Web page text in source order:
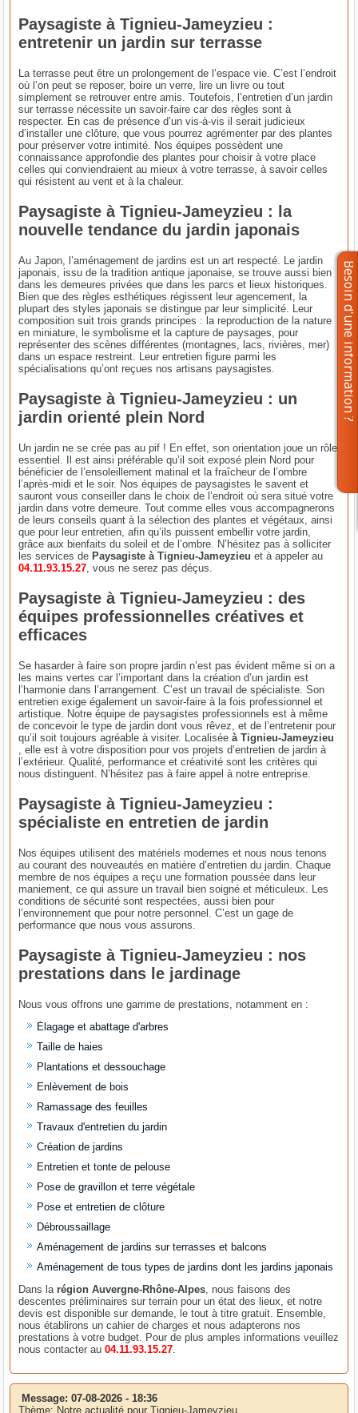
Paysagiste à Tignieu-Jameyzieu :
entretenir un jardin sur terrasse
La terrasse peut être un prolongement de l’espace vie. C’est l’endroit
où l’on peut se reposer, boire un verre, lire un livre ou tout
simplement se retrouver entre amis. Toutefois, l’entretien d’un jardin
sur terrasse nécessite un savoir-faire car des règles sont à
respecter. En cas de présence d’un vis-à-vis il serait judicieux
d’installer une clôture, que vous pourrez agrémenter par des plantes
pour préserver votre intimité. Nos équipes possèdent une
connaissance approfondie des plantes pour choisir à votre place
celles qui conviendraient au mieux à votre terrasse, à savoir celles
qui résistent au vent et à la chaleur.
Paysagiste à Tignieu-Jameyzieu : la
nouvelle tendance du jardin japonais
Au Japon, l’aménagement de jardins est un art respecté. Le jardin
japonais, issu de la tradition antique japonaise, se trouve aussi bien
dans les demeures privées que dans les parcs et lieux historiques.
Bien que des règles esthétiques régissent leur agencement, la
plupart des styles japonais se distingue par leur simplicité. Leur
composition suit trois grands principes : la reproduction de la nature
en miniature, le symbolisme et la capture de paysages, pour
représenter des scènes différentes (montagnes, lacs, rivières, mer)
dans un espace restreint. Leur entretien figure parmi les
spécialisations qu’ont reçues nos artisans paysagistes.
Paysagiste à Tignieu-Jameyzieu : un
jardin orienté plein Nord
Un jardin ne se crée pas au pif ! En effet, son orientation joue un rôle
essentiel. Il est ainsi préférable qu’il soit exposé plein Nord pour
bénéficier de l’ensoleillement matinal et la fraîcheur de l’ombre
l’après-midi et le soir. Nos équipes de paysagistes le savent et
sauront vous conseiller dans le choix de l’endroit où sera situé votre
jardin dans votre demeure. Tout comme elles vous accompagnerons
de leurs conseils quant à la sélection des plantes et végétaux, ainsi
que pour leur entretien, afin qu’ils puissent embellir votre jardin,
grâce aux bienfaits du soleil et de l’ombre. N’hésitez pas à solliciter
les services dePaysagiste à Tignieu-Jameyzieuet à appeler au
04.11.93.15.27 , vous ne serez pas déçus.
Paysagiste à Tignieu-Jameyzieu : des
équipes professionnelles créatives et
efficaces
Se hasarder à faire son propre jardin n’est pas évident même si on a
les mains vertes car l’important dans la création d’un jardin est
l’harmonie dans l’arrangement. C’est un travail de spécialiste. Son
entretien exige également un savoir-faire à la fois professionnel et
artistique. Notre équipe de paysagistes professionnels est à même
de concevoir le type de jardin dont vous rêvez, et de l’entretenir pour
qu’il soit toujours agréable à visiter. Localiséeà Tignieu-Jameyzieu
, elle est à votre disposition pour vos projets d’entretien de jardin à
l’extérieur. Qualité, performance et créativité sont les critères qui
nous distinguent. N’hésitez pas à faire appel à notre entreprise.
Paysagiste à Tignieu-Jameyzieu :
spécialiste en entretien de jardin
Nos équipes utilisent des matériels modernes et nous nous tenons
au courant des nouveautés en matière d’entretien du jardin. Chaque
membre de nos équipes a reçu une formation poussée dans leur
maniement, ce qui assure un travail bien soigné et méticuleux. Les
conditions de sécurité sont respectées, aussi bien pour
l’environnement que pour notre personnel. C’est un gage de
performance que nous vous assurons.
Paysagiste à Tignieu-Jameyzieu : nos
prestations dans le jardinage
Nous vous offrons une gamme de prestations, notamment en :
Élagage et abattage d'arbres
Taille de haies
Plantations et dessouchage
Enlèvement de bois
Ramassage des feuilles
Travaux d'entretien du jardin
Création de jardins
Entretien et tonte de pelouse
Pose de gravillon et terre végétale
Pose et entretien de clôture
Débroussaillage
Aménagement de jardins sur terrasses et balcons
Aménagement de tous types de jardins dont les jardins japonais
Dans la région Auvergne-Rhône-Alpes , nous faisons des
descentes préliminaires sur terrain pour un état des lieux, et notre
devis est disponible sur demande, le tout à titre gratuit. Ensemble,
nous établirons un cahier de charges et nous adapterons nos
prestations à votre budget. Pour de plus amples informations veuillez
nous contacter au04.11.93.15.27
Message: 07-08-2026 - 18:36
Thème: Notre actualité pour Tignieu-Jameyzieu